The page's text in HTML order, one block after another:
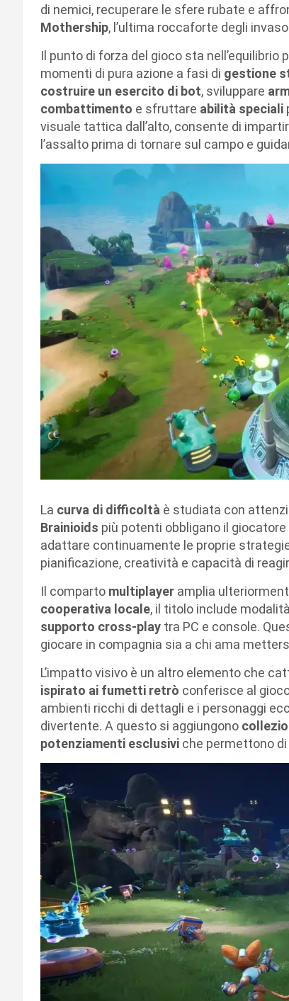
di nemici, recuperare le sfere rubate e
Mothership, l’ultima roccaforte degli
Il punto di forza del gioco sta nell’equilibrio
momenti di pura azione a fasi di gestione
costruire un esercito di bot, sviluppare
combattimento e sfruttare abilità speciali
visuale tattica dall’alto, consente di
l’assalto prima di tornare sul campo e
La curva di difficoltà è studiata con
Brainioids più potenti obbligano il
adattare continuamente le proprie
pianificazione, creatività e capacità di
Il comparto multiplayer amplia
cooperativa locale, il titolo include modalità
supporto cross-play tra PC e console.
giocare in compagnia sia a chi ama
L’impatto visivo è un altro elemento che
ispirato ai fumetti retrò conferisce al
ambienti ricchi di dettagli e i personaggi
divertente. A questo si aggiungono
potenziamenti esclusivi che permettono